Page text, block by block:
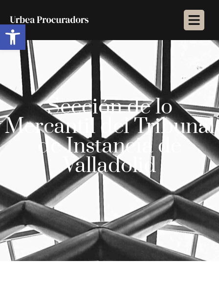
Abrir barra de herramientas
Sección de lo
Mercantil del Tribunal
de Instancia de
Valladolid